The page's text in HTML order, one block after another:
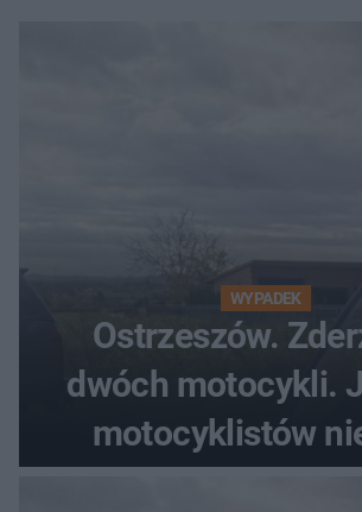
WYPADEK
Ostrzeszów.
dwóch motocykli.
motocyklistów